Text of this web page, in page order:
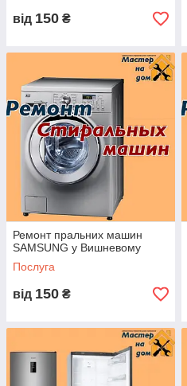
від 150 ₴
Ремонт пральних машин
SAMSUNG у Вишневому
Послуга
від 150 ₴